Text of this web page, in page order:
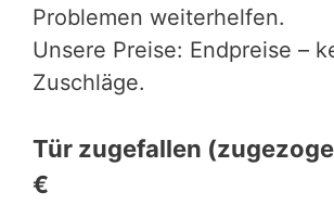
Problemen weiterhelfen.
Unsere Preise: Endpreise –
Zuschläge.
Tür zugefallen
€